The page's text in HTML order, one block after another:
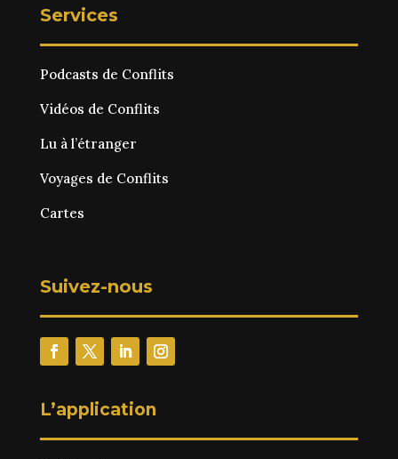
Services
Podcasts de Conflits
Vidéos de Conflits
Lu à l’étranger
Voyages de Conflits
Cartes
Suivez-nous
L’application